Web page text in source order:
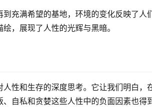
充满希望的基地，环境的变化反映了人
，展现了人性的光辉与黑暗。
性和生存的深度思考。它让我们明白，
自私和贪婪这些人性中的负面因素也得